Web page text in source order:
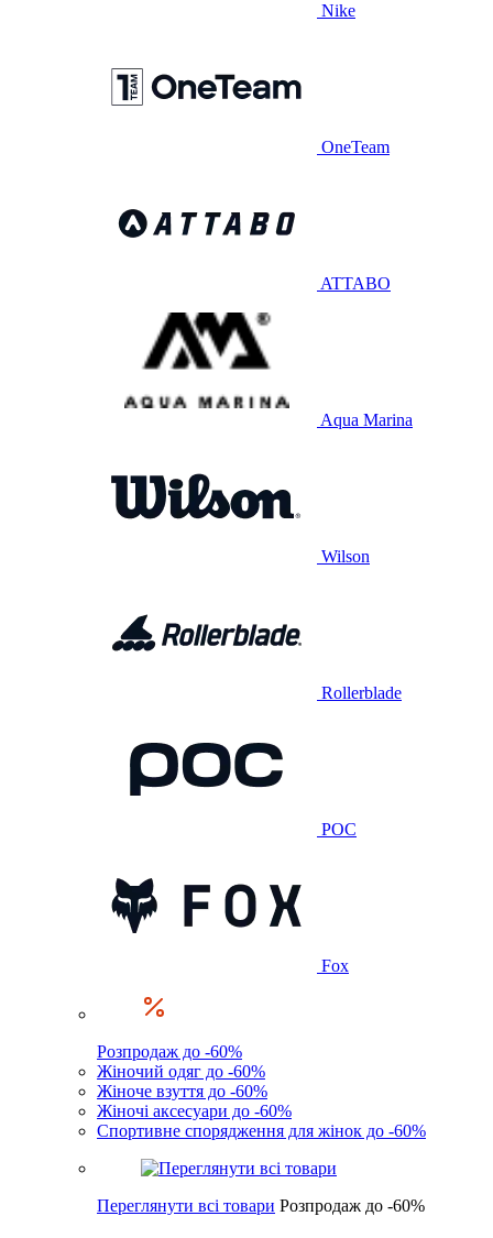
Nike
OneTeam
ATTABO
Aqua Marina
Wilson
Rollerblade
POC
Fox
Розпродаж до -60%
Жіночий одяг до -60%
Жіноче взуття до -60%
Жіночі аксесуари до -60%
Спортивне спорядження для жінок до -60%
Переглянути всі товари Розпродаж до -60%